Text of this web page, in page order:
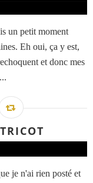
un petit moment
Eh oui, ça y est,
et donc mes
je n'ai rien posté et